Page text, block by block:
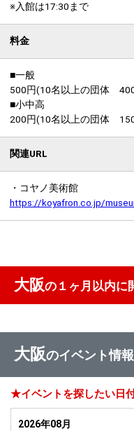
※入館は17:30まで
料金
■一般
500円(10名以上の団体 400
■小中高
200円(10名以上の団体 150
関連URL
・コヤノ美術館
https://koyafron.co.jp/
大阪の１ヶ月以内に
大阪のイベント情
★イベントを探したい日
2026年08月